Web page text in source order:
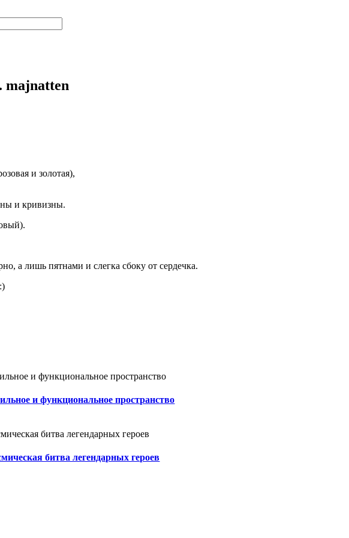
majnatten
и золотая),
и кривизны.
а лишь пятнами и слегка сбоку от сердечка.
и функциональное пространство
битва легендарных героев